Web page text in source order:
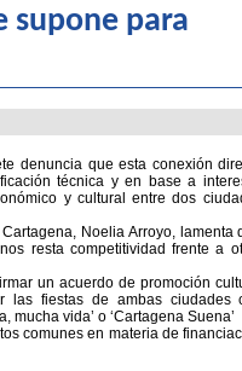
supone para
denuncia que esta conexión
técnica y en base a
y cultural entre dos
Noelia Arroyo, lamenta
resta competitividad frente a
un acuerdo de promoción
las fiestas de ambas ciudades
mucha vida’ o ‘Cartagena Suena’
comunes en materia de